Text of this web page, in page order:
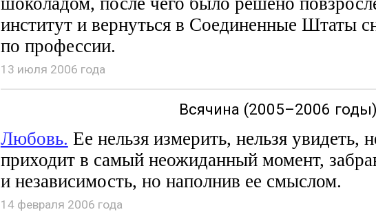
институт и вернуться в Соединенные Штаты
по профессии.
13 июля 2006 года
Всячина (2005–2006 годы)
Любовь. Ее нельзя измерить, нельзя увидеть,
приходит в самый неожиданный момент,
и независимость, но наполнив ее смыслом.
14 февраля 2006 года